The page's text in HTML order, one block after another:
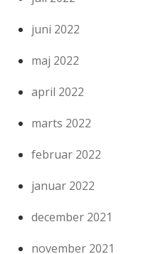
juni 2022
maj 2022
april 2022
marts 2022
februar 2022
januar 2022
december 2021
november 2021